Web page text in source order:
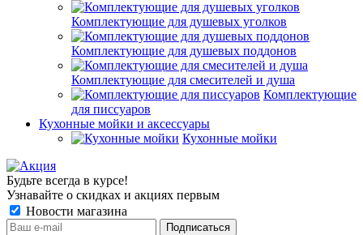
Комплектующие для душевых уголков
Комплектующие для душевых поддонов
Комплектующие для смесителей и душа
Комплектующие
для писсуаров
Кухонные мойки и аксессуары
Кухонные мойки
Будьте всегда в курсе!
Узнавайте о скидках и акциях первым
Новости магазина